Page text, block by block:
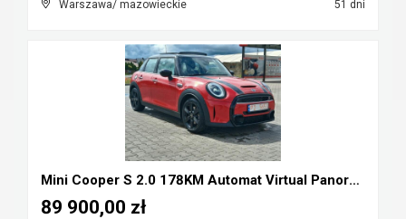
Warszawa/ mazowieckie 51 dni
Mini Cooper S 2.0 178KM Automat Virtual Panorama F...
89 900,00 zł